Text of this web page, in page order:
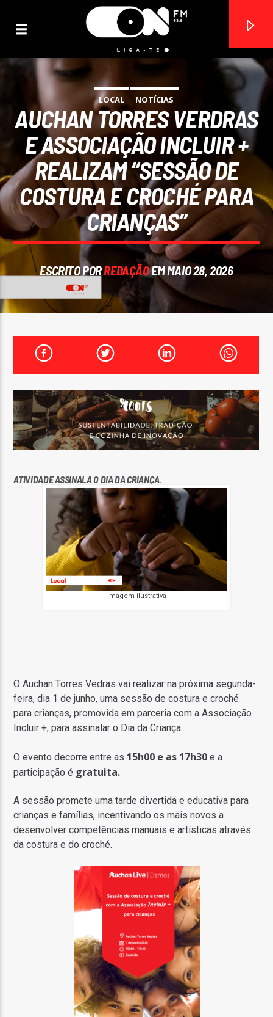
ON FM
LIGA-TE
FAIXA ATUAL
TÍTULO
ON FM
LOCAL NOTÍCIAS
AUCHAN TORRES VERDRAS
E ASSOCIAÇÃO INCLUIR +
REALIZAM “SESSÃO DE
COSTURA E CROCHÉ PARA
CRIANÇAS”
ESCRITO PORREDAÇÃOEM MAIO 28, 2026
ATIVIDADE ASSINALA O DIA DA CRIANÇA.
Imagem ilustrativa
O Auchan Torres Vedras vai realizar na próxima segunda-
feira, dia 1 de junho, uma sessão de costura e croché
para crianças, promovida em parceria com a Associação
Incluir +, para assinalar o Dia da Criança.
O evento decorre entre as 15h00 e as 17h30 e a
participação é gratuita.
A sessão promete uma tarde divertida e educativa para
crianças e famílias, incentivando os mais novos a
desenvolver competências manuais e artísticas através
da costura e do croché.